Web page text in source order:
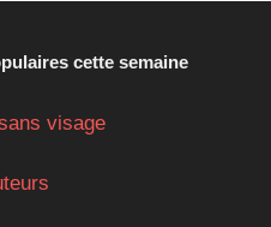
cette semaine
visage